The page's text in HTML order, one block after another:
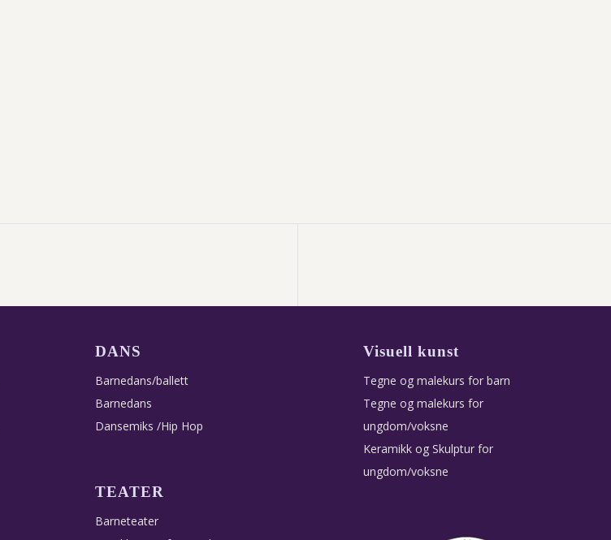
DANS
Barnedans/ballett
Barnedans
Dansemiks /Hip Hop
TEATER
Barneteater
Visuell kunst
Tegne og malekurs for barn
Tegne og malekurs for
ungdom/voksne
Keramikk og Skulptur for
ungdom/voksne